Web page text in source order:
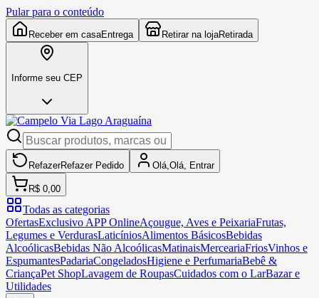
Pular para o conteúdo
Receber em casaEntrega Retirar na lojaRetirada
Informe seu CEP
RefazerRefazer Pedido Olá, Olá, Entrar
R$ 0,00
Todas as categorias
OfertasExclusivo APP OnlineAçougue, Aves e PeixariaFrutas,
Legumes e VerdurasLaticíniosAlimentos BásicosBebidas
AlcoólicasBebidas Não AlcoólicasMatinaisMerceariaFriosVinhos e
EspumantesPadariaCongeladosHigiene e PerfumariaBebê &
CriançaPet ShopLavagem de RoupasCuidados com o LarBazar e
Utilidades